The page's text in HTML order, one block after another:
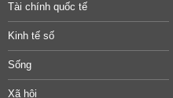
Tài chính quốc tế
Kinh tế số
Sống
Xã hội